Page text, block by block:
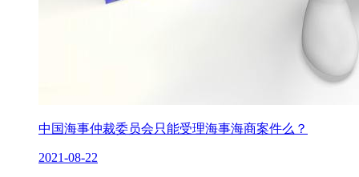
中国海事仲裁委员会只能受理海事海商案件么？
2021-08-22